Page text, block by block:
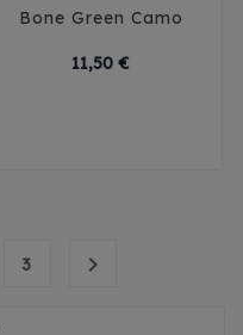
Bone Green Camo
11,50 €
3 